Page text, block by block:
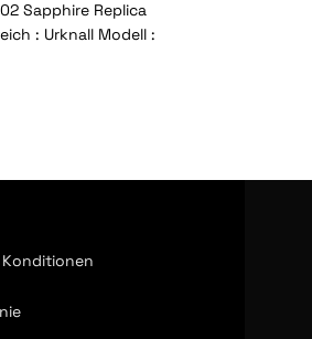
Sapphire Replica
: Urknall Modell :